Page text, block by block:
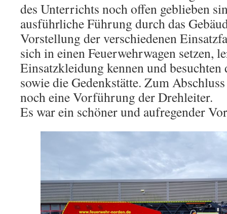
des Unterrichts noch offen geblieben
ausführliche Führung durch das
Vorstellung der verschiedenen
sich in einen Feuerwehrwagen setzen,
Einsatzkleidung kennen und besuchten
sowie die Gedenkstätte. Zum
noch eine Vorführung der Drehleiter.
Es war ein schöner und aufregender